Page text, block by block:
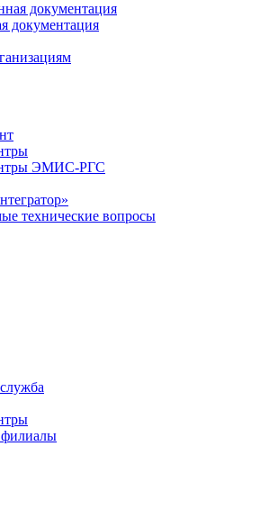
документация
документация
ЭМИС-РГС
технические вопросы
филиалы